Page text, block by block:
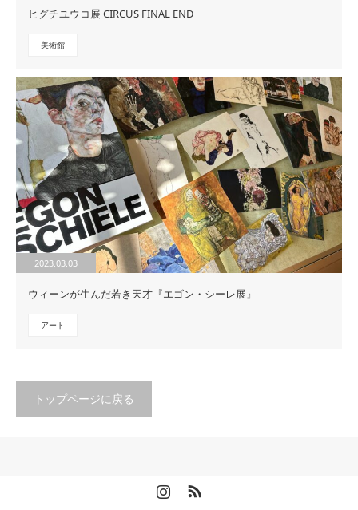
ヒグチユウコ展 CIRCUS FINAL END
美術館
2023.03.03
ウィーンが生んだ若き天才『エゴン・シーレ展』
アート
トップページに戻る